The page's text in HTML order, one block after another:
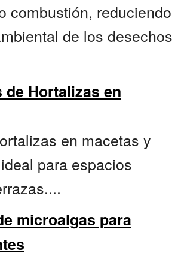
combustión, reduciendo
de los desechos
de Hortalizas en
en macetas y
para espacios
microalgas para